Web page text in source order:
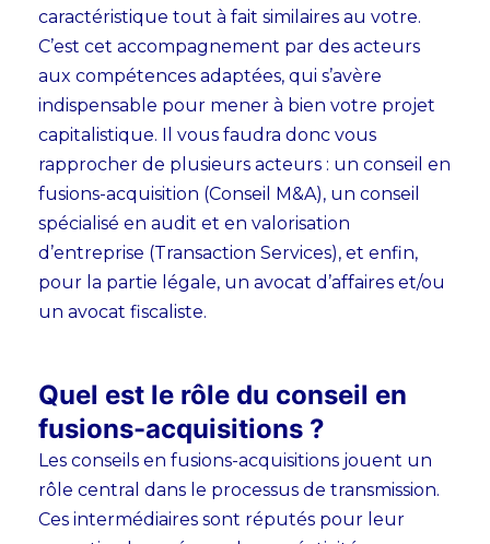
caractéristique tout à fait similaires au votre.
C’est cet accompagnement par des acteurs
aux compétences adaptées, qui s’avère
indispensable pour mener à bien votre projet
capitalistique. Il vous faudra donc vous
rapprocher de plusieurs acteurs : un conseil en
fusions-acquisition (Conseil M&A), un conseil
spécialisé en audit et en valorisation
d’entreprise (Transaction Services), et enfin,
pour la partie légale, un avocat d’affaires et/ou
un avocat fiscaliste.
Quel est le rôle du conseil en
fusions-acquisitions ?
Les conseils en fusions-acquisitions jouent un
rôle central dans le processus de transmission.
Ces intermédiaires sont réputés pour leur